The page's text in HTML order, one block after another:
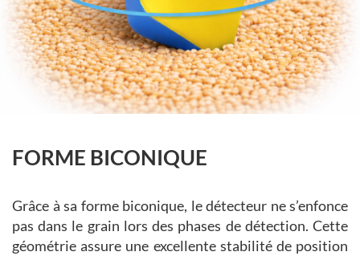
FORME BICONIQUE
Grâce à sa forme biconique, le détecteur ne s’enfonce
pas dans le grain lors des phases de détection. Cette
géométrie assure une excellente stabilité de position